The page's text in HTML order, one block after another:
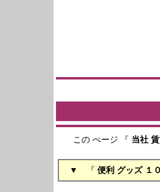
この ぺージ 『 当社
▼ 『 便利 グッズ １